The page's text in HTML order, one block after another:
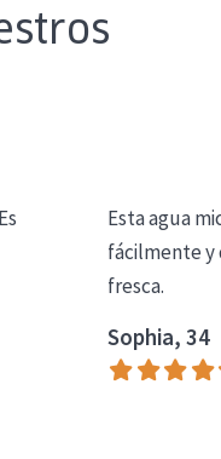
Esta agua
fácilmente y
fresca.
Sophia, 34